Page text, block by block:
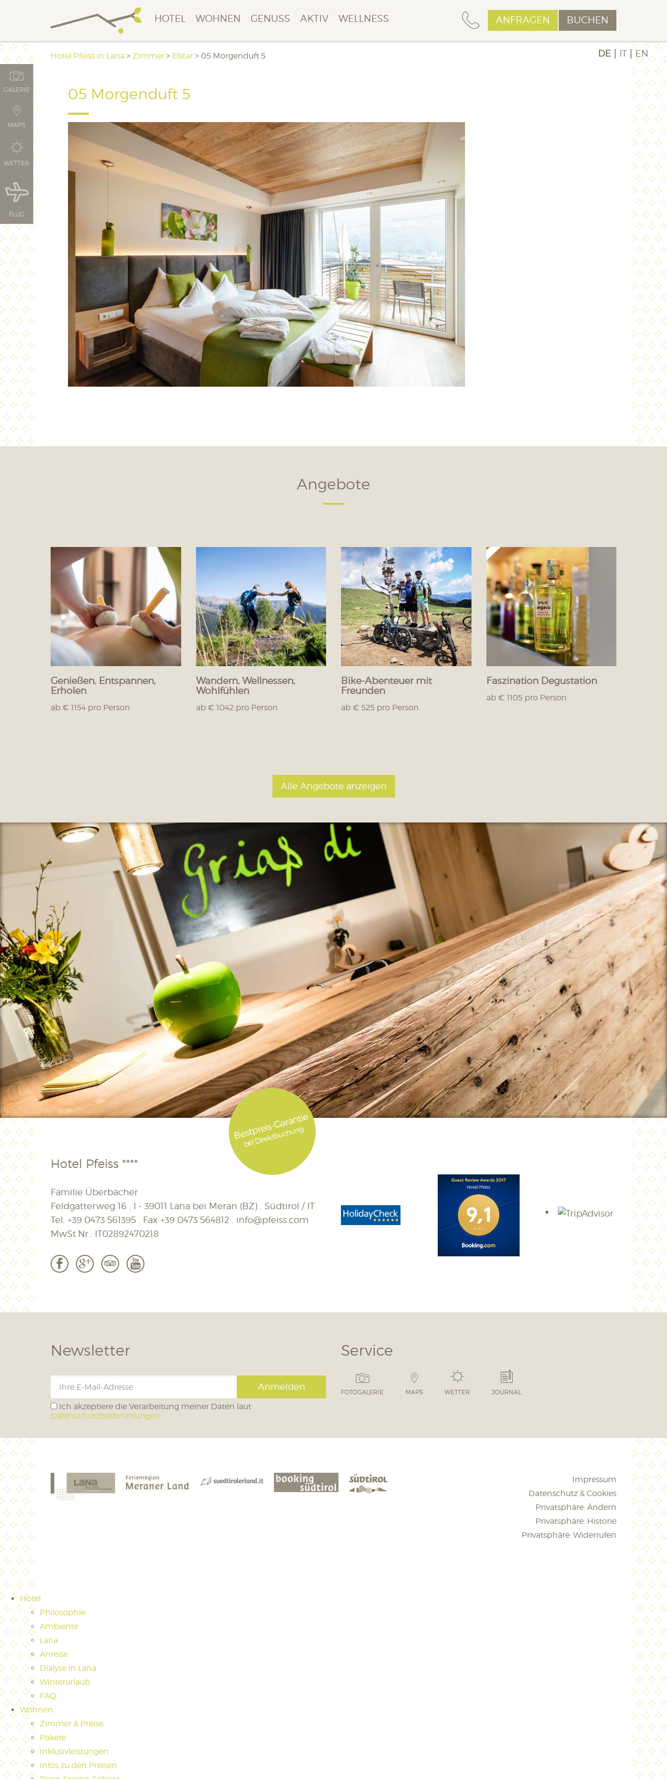
HOTEL WOHNEN GENUSS AKTIV WELLNESS ANFRAGEN BUCHEN
DE IT EN
Hotel Pfeiss in Lana > Zimmer > Elstar > 05 Morgenduft 5
05 Morgenduft 5
Angebote
Genießen, Entspannen,
Erholen
ab € 1154 pro Person
Wandern, Wellnessen,
Wohlfühlen
ab € 1042 pro Person
Bike-Abenteuer mit
Freunden
ab € 525 pro Person
Faszination Degustation
ab € 1105 pro Person
Alle Angebote anzeigen
Hotel Pfeiss ****
Familie Überbacher
Feldgatterweg 16 . I - 39011 Lana bei Meran (BZ) . Südtirol / IT
Tel. +39 0473 561395 . Fax +39 0473 564812
info@pfeiss.com
MwSt.Nr.: IT02892470218
b c 3 r
Bestpreis-Garantie
bei Direktbuchung
Newsletter
Anmelden
Ich akzeptiere die Verarbeitung meiner Daten laut
Datenschutzbestimmungen
Service
FOTOGALERIE MAPS WETTER JOURNAL
Impressum
Datenschutz & Cookies
Privatsphäre: Ändern
Privatsphäre: Historie
Privatsphäre: Widerrufen
GALERIE
MAPS
WETTER
FLUG
Hotel
Philosophie
Ambiente
Lana
Anreise
Dialyse in Lana
Winterurlaub
FAQ
Wohnen
Zimmer & Preise
Pakete
Inklusivleistungen
Infos zu den Preisen